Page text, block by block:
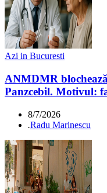
Azi in Bucuresti
ANMDMR
Panzcebil. Motivul:
8/7/2026
.Radu Marinescu